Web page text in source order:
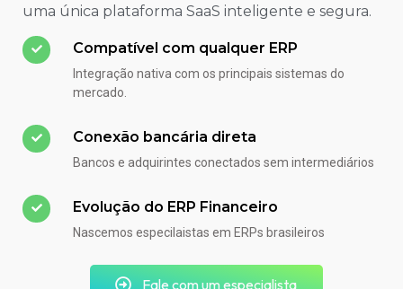
uma única plataforma SaaS inteligente e segura.
Compatível com qualquer ERP
Integração nativa com os principais sistemas do
mercado.
Conexão bancária direta
Bancos e adquirintes conectados sem intermediários
Evolução do ERP Financeiro
Nascemos especilaistas em ERPs brasileiros
Fale com um especialista